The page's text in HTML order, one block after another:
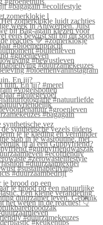
zomerklokje l
En jij?
vez
je brood op een